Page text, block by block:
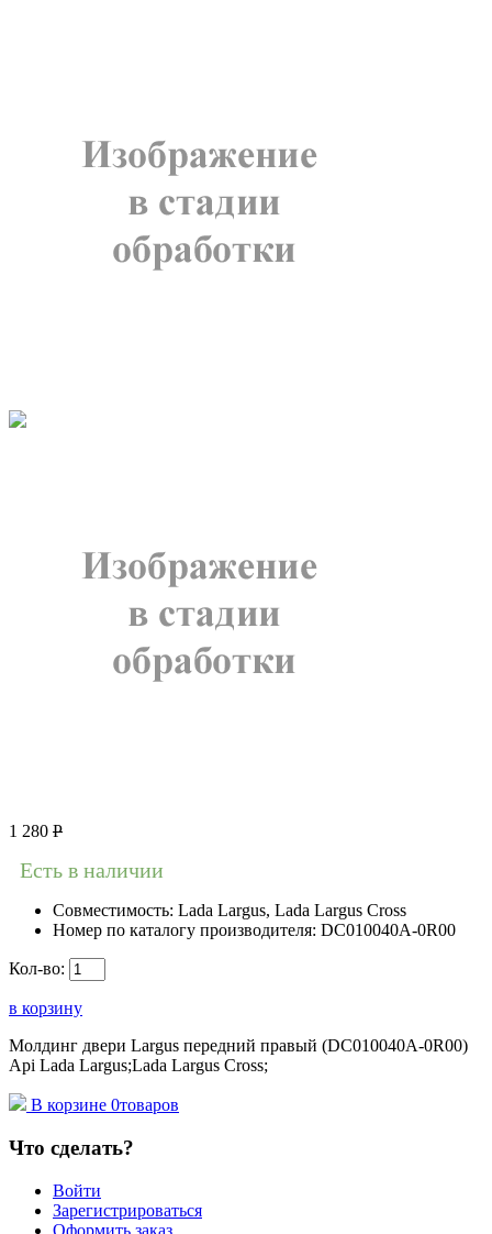
1 280 Р
Есть в наличии
Совместимость: Lada Largus, Lada Largus Cross
Номер по каталогу производителя: DC010040A-0R00
Кол-во:
в корзину
Молдинг двери Largus передний правый (DC010040A-0R00)
Api Lada Largus;Lada Largus Cross;
В корзине 0товаров
Что сделать?
Войти
Зарегистрироваться
Оформить заказ